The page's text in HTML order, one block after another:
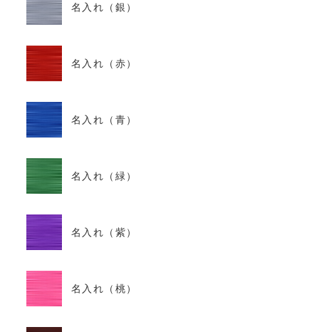
名入れ（銀）
名入れ（赤）
名入れ（青）
名入れ（緑）
名入れ（紫）
名入れ（桃）